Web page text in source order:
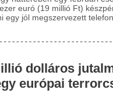
10 millió dolláros jutalmat ajánl fel
segítik négy,
frissen FTO-minősítést kapott
megzavarását.
karácsonyi
egy tinédzserekből
keresik